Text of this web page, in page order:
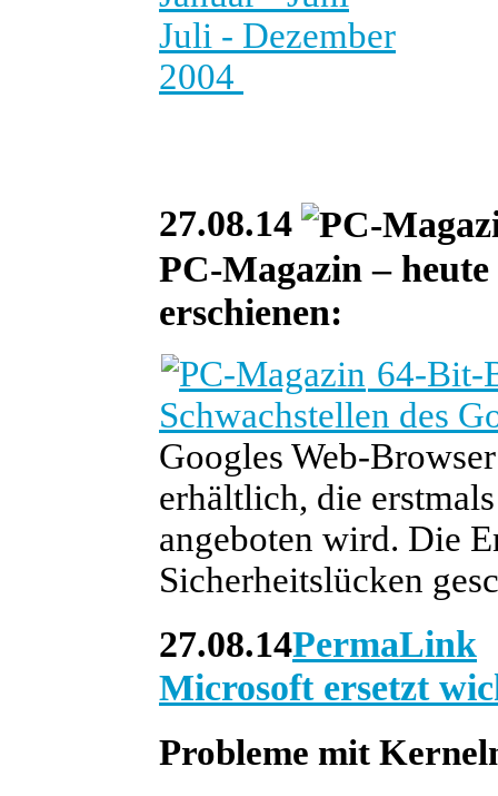
Juli - Dezember
2004
27.08.14
PC-Magazin –
erschienen:
64-Bit-
Schwachstellen des
Googles Web-
erhältlich, die
angeboten wird. Die
Sicherheitslücken
27.08.14PermaLink
Microsoft ersetzt
Probleme mit